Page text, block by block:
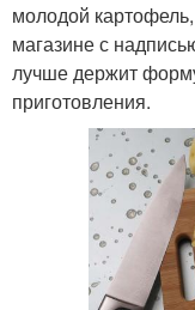
молодой
магазине с
лучше держит
приготовления.